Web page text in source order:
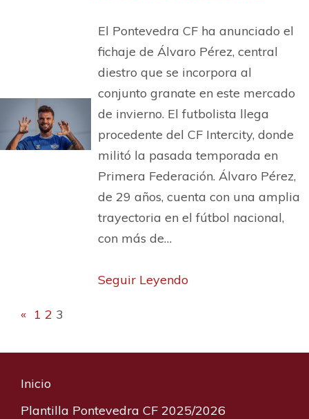
El Pontevedra CF ha anunciado el
fichaje de Álvaro Pérez, central
diestro que se incorpora al
conjunto granate en este mercado
de invierno. El futbolista llega
procedente del CF Intercity, donde
militó la pasada temporada en
Primera Federación. Álvaro Pérez,
de 29 años, cuenta con una amplia
trayectoria en el fútbol nacional,
con más de…
Seguir Leyendo
« 1 2 3
Inicio
Plantilla Pontevedra CF 2025/2026